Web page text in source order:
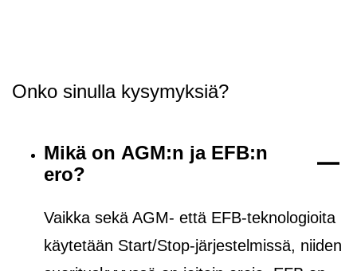
Onko sinulla kysymyksiä?
Mikä on AGM:n ja EFB:n
ero?
Vaikka sekä AGM- että EFB-teknologioita
käytetään Start/Stop-järjestelmissä, niiden